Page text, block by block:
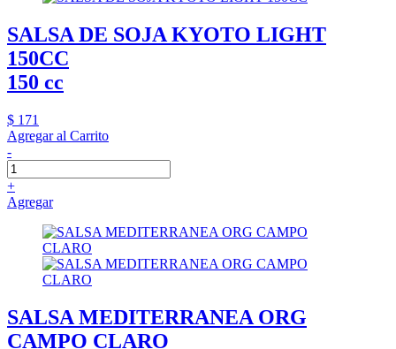
SALSA DE SOJA KYOTO LIGHT
150CC
150 cc
$ 171
Agregar al Carrito
-
+
Agregar
SALSA MEDITERRANEA ORG
CAMPO CLARO